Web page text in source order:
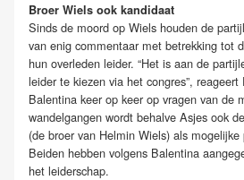
Broer Wiels ook kandidaat
Sinds de moord op Wiels houden de
van enig commentaar met betrekking tot
hun overleden leider. “Het is aan de
leider te kiezen via het congres”,
Balentina keer op keer op vragen van de
wandelgangen wordt behalve Asjes ook
(de broer van Helmin Wiels) als
Beiden hebben volgens Balentina
het leiderschap.